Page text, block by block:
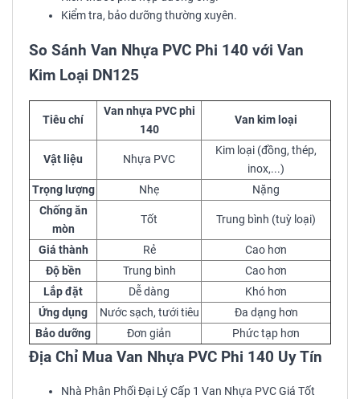
Kiểm tra, bảo dưỡng thường xuyên.
So Sánh Van Nhựa PVC Phi 140 với Van
Kim Loại DN125
Tiêu chí
Van nhựa PVC phi
140
Van kim loại
Vật liệu Nhựa PVC
Kim loại (đồng, thép,
inox,...)
Trọng lượng
Nhẹ
Nặng
Chống ăn
mòn
Tốt Trung bình (tuỳ loại)
Giá thành Rẻ
Cao hơn
Độ bền
Trung bình
Cao hơn
Lắp đặt
Dễ dàng
Khó hơn
Ứng dụng
Nước sạch, tưới tiêu
Đa dạng hơn
Bảo dưỡng
Đơn giản Phức tạp hơn
Địa Chỉ Mua Van Nhựa PVC Phi 140 Uy Tín
Nhà Phân Phối Đại Lý Cấp 1 Van Nhựa PVC Giá Tốt